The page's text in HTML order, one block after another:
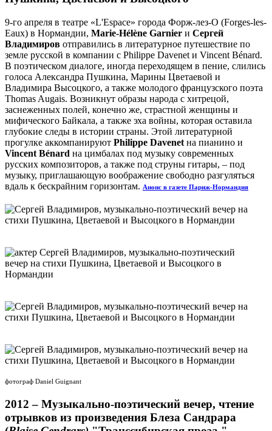
9-го апреля в театре «L'Espace» города Форж-лез-О (Forges-les-
Eaux) в Нормандии, Marie-Hélène Garnier и Сергей
Владимиров отправились в литературное путешествие по
земле русской в компании с Philippe Davenet и Vincent Bénard.
В поэтическом диалоге, иногда переходящем в пение, слились
голоса Александра Пушкина, Марины Цветаевой и
Владимира Высоцкого, а также молодого французского поэта
Thomas Augais. Возникнут образы народа с хитрецой,
заснеженных полей, конечно же, страстной женщины и
мифического Байкала, а также эха войны, которая оставила
глубокие следы в истории страны. Этой литературной
прогулке аккомпанируют Philippe Davenet на пианино и
Vincent Bénard на цимбалах под музыку современных
русских композиторов, а также под струны гитары, – под
музыку, приглашающую воображение свободно разгуляться
вдаль к бескрайним горизонтам. Анонс в газете Париж-Нормандия
фотограф Daniel Guignant
2012 – Музыкально-поэтический вечер, чтение
отрывков из произведения Блеза Сандрара